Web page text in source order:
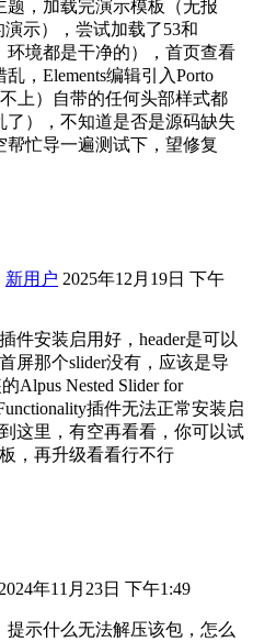
题，加载完演示模板（无报
演示），尝试加载了53和
环境都是干净的），首页查看
，Elements编辑引入Porto
上）自带的任何头部样式都
），不知道是否是源码缺失
忙导一遍测试下，望修复
新用户 2025年12月19日 下午
件安装启用好，header是可以
屏那个slider没有，应该是导
Alpus Nested Slider for
插件无法正常安装启
这里，有空再看看，你可以试
，再升级看看行不行
2024年11月23日 下午1:49
提示什么无法解压该包，怎么